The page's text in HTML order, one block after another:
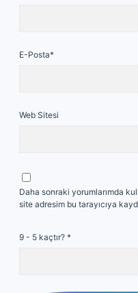
E-Posta*
Web Sitesi
Daha sonraki yorumlarımda
site adresim bu tarayıcıya
9 - 5 kaçtır? *